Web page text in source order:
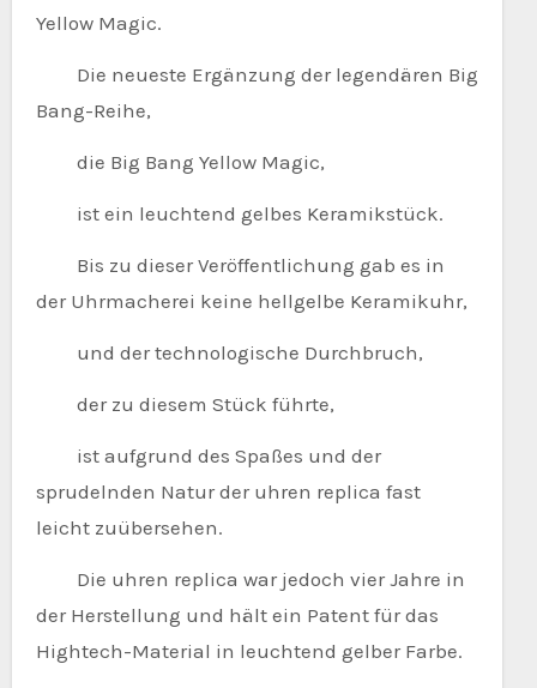
Yellow Magic.
Die neueste Ergänzung der legendären Big
Bang-Reihe,
die Big Bang Yellow Magic,
ist ein leuchtend gelbes Keramikstück.
Bis zu dieser Veröffentlichung gab es in
der Uhrmacherei keine hellgelbe Keramikuhr,
und der technologische Durchbruch,
der zu diesem Stück führte,
ist aufgrund des Spaßes und der
sprudelnden Natur der uhren replica fast
leicht zuübersehen.
Die uhren replica war jedoch vier Jahre in
der Herstellung und hält ein Patent für das
Hightech-Material in leuchtend gelber Farbe.